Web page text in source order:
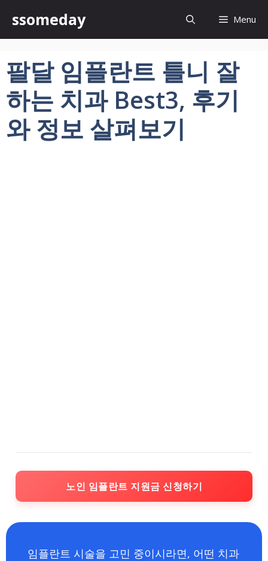
츠
건
뛰
ssomeday Menu
팔달 임플란트 틀니 잘
하는 치과 Best3, 후기
와 정보 살펴보기
노인 임플란트 지원금 신청하기
임플란트 시술을 고민 중이시라면, 어떤 치과